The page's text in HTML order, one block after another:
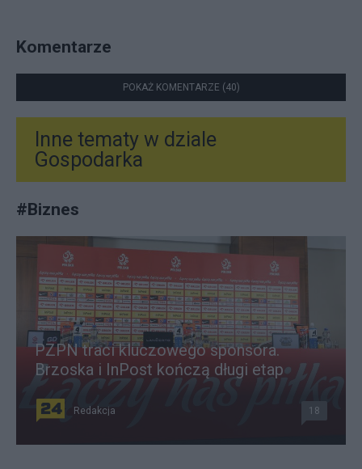
Komentarze
POKAŻ KOMENTARZE (40)
Inne tematy w dziale
Gospodarka
#Biznes
PZPN traci kluczowego sponsora.
Brzoska i InPost kończą długi etap
Redakcja 18